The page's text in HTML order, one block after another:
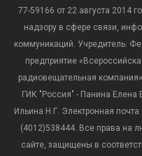
77-59166 от 22 августа 2014
надзору в сфере связи,
коммуникаций. Учредитель:
предприятие
радиовещательная
ГИК "Россия" - Панина Елена
Ильина Н.Г. Электронная
(4012)538444. Все права на
сайте, защищены в